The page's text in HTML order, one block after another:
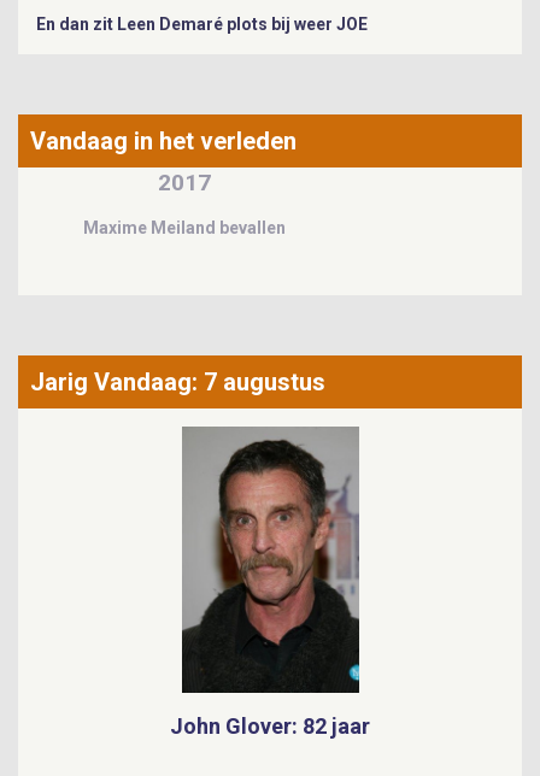
En dan zit Leen Demaré plots bij weer JOE
Vandaag in het verleden
1984
Esther Phillips overleden
Jarig Vandaag: 7 augustus
David Rasche: 82 jaar